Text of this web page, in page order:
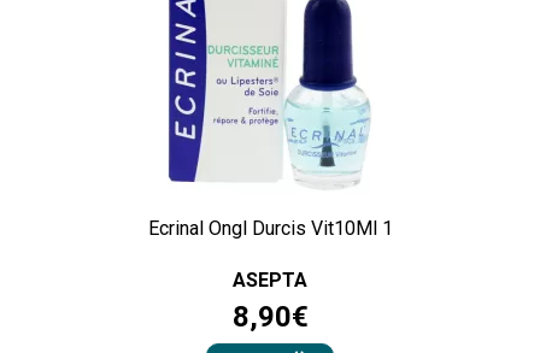
Ecrinal Ongl Durcis Vit10Ml 1
ASEPTA
8,90€